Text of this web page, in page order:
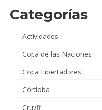
Categorías
Actividades
Copa de las Naciones
Copa Libertadores
Córdoba
Cruyff